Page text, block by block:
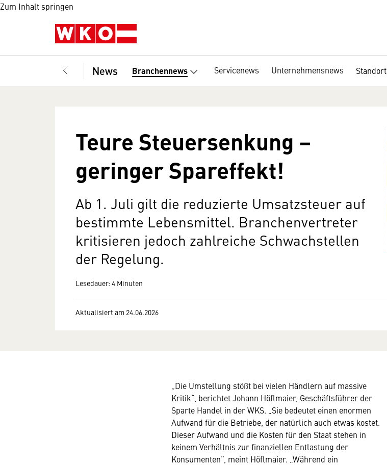
Zum Inhalt springen
News Branchennews Servicenews Unternehmensnews Standort
Teure Steuersenkung –
geringer Spareffekt!
Ab 1. Juli gilt die reduzierte Umsatzsteuer auf
bestimmte Lebensmittel. Branchenvertreter
kritisieren jedoch zahlreiche Schwachstellen
der Regelung.
Lesedauer: 4 Minuten
Aktualisiert am 24.06.2026
„Die Umstellung stößt bei vielen Händlern auf massive
Kritik“, berichtet Johann Höflmaier, Geschäftsführer der
Sparte Handel in der WKS. „Sie bedeutet einen enormen
Aufwand für die Betriebe, der natürlich auch etwas kostet.
Dieser Aufwand und die Kosten für den Staat stehen in
keinem Verhältnis zur finanziellen Entlastung der
Konsumenten“, meint Höflmaier. „Während ein